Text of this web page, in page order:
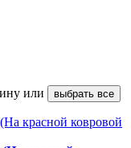
или выбрать все